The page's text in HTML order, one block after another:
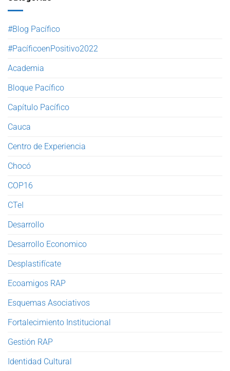
#Blog Pacífico
#PacíficoenPositivo2022
Academia
Bloque Pacífico
Capítulo Pacífico
Cauca
Centro de Experiencia
Chocó
COP16
CTeI
Desarrollo
Desarrollo Economico
Desplastifícate
Ecoamigos RAP
Esquemas Asociativos
Fortalecimiento Institucional
Gestión RAP
Identidad Cultural